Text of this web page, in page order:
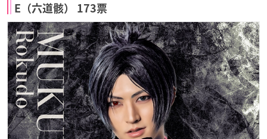
E（六道骸） 173票